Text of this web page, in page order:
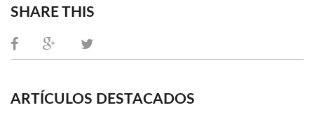
SHARE THIS
ARTÍCULOS DESTACADOS